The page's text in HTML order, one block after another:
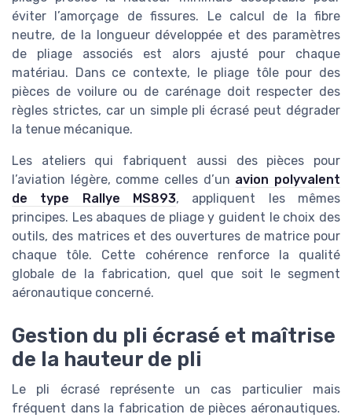
éviter l’amorçage de fissures. Le calcul de la fibre
neutre, de la longueur développée et des paramètres
de pliage associés est alors ajusté pour chaque
matériau. Dans ce contexte, le pliage tôle pour des
pièces de voilure ou de carénage doit respecter des
règles strictes, car un simple pli écrasé peut dégrader
la tenue mécanique.
Les ateliers qui fabriquent aussi des pièces pour
l’aviation légère, comme celles d’un avion polyvalent
de type Rallye MS893, appliquent les mêmes
principes. Les abaques de pliage y guident le choix des
outils, des matrices et des ouvertures de matrice pour
chaque tôle. Cette cohérence renforce la qualité
globale de la fabrication, quel que soit le segment
aéronautique concerné.
Gestion du pli écrasé et maîtrise
de la hauteur de pli
Le pli écrasé représente un cas particulier mais
fréquent dans la fabrication de pièces aéronautiques.